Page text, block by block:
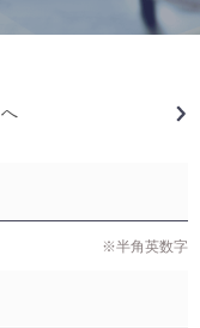
へ
※半角英数字